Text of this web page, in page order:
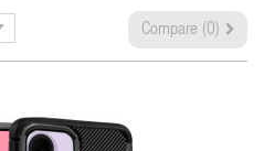
Compare (0)